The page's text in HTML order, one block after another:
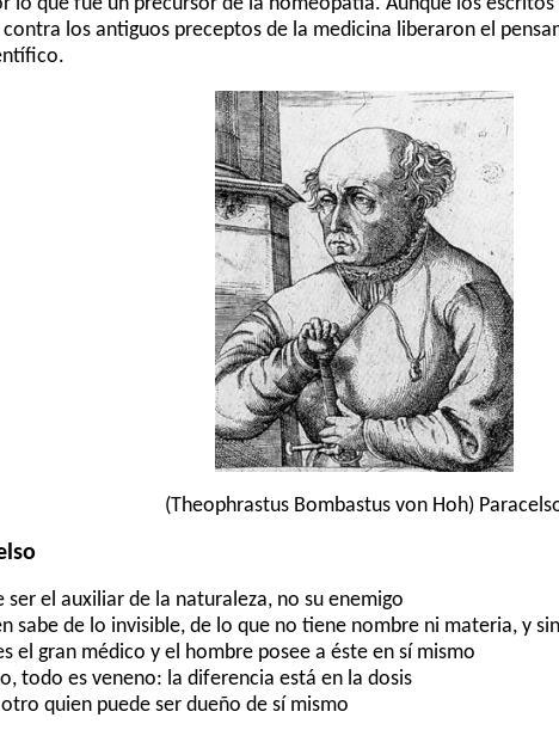
contra los antiguos preceptos de la medicina liberaron el
(Theophrastus Bombastus von Hoh)
ser el auxiliar de la naturaleza, no su enemigo
sabe de lo invisible, de lo que no tiene nombre ni materia, y
el gran médico y el hombre posee a éste en sí mismo
todo es veneno: la diferencia está en la dosis
quien puede ser dueño de sí mismo